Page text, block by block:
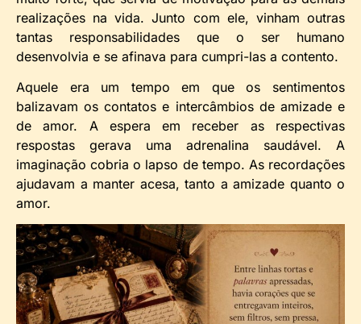
realizações na vida. Junto com ele, vinham outras
tantas responsabilidades que o ser humano
desenvolvia e se afinava para cumpri-las a contento.
Aquele era um tempo em que os sentimentos
balizavam os contatos e intercâmbios de amizade e
de amor. A espera em receber as respectivas
respostas gerava uma adrenalina saudável. A
imaginação cobria o lapso de tempo. As recordações
ajudavam a manter acesa, tanto a amizade quanto o
amor.